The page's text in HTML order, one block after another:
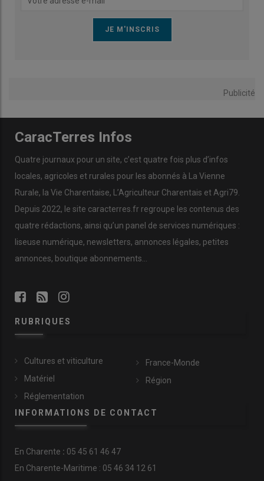
Publicité
CaracTerres Infos
Quatre journaux pour un site, c’est quatre fois plus d’infos
locales, agricoles et rurales pour les abonnés à La Vienne
Rurale, la Vie Charentaise, L’Agriculteur Charentais et Agri79.
Depuis 2022, le site caracterres.fr regroupe les contenus des
quatre rédactions, ainsi qu’un panel de services numériques :
liseuse numérique, newsletters, annonces légales, petites
annonces, boutique abonnements…
RUBRIQUES
Cultures et viticulture
Matériel
Réglementation
France-Monde
Région
INFORMATIONS DE CONTACT
En Charente : 05 45 61 46 47
En Charente-Maritime : 05 46 34 12 61